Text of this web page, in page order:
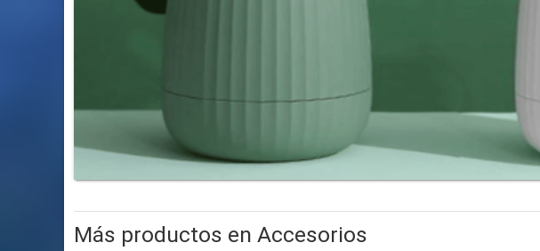
Más productos en Accesorios